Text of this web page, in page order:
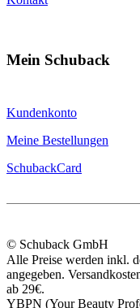
Mein Schuback
Kundenkonto
Meine Bestellungen
SchubackCard
© Schuback GmbH
Alle Preise werden inkl.
angegeben.
ab 29€.
YBPN (Your Beauty